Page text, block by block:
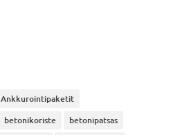
Ankkurointipaketit
betonikoriste
betonipatsas